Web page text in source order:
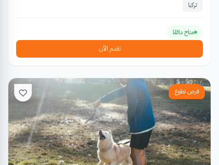
تركيا
متاح دائمًا
تقدم الآن
فرص تطوع